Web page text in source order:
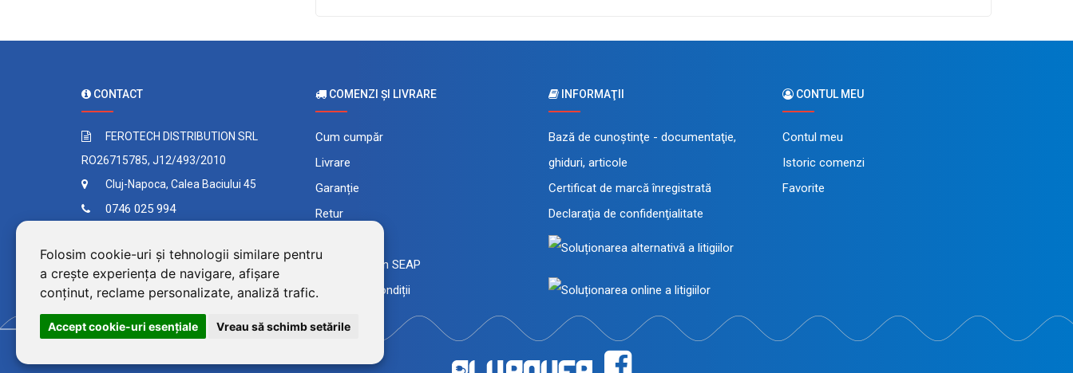
Folosim cookie-uri și tehnologii similare pentru
a crește experiența de navigare, afișare
conținut, reclame personalizate, analiză trafic.
Accept cookie-uri esenţiale Vreau să schimb setările
CONTACT
FEROTECH DISTRIBUTION SRL
RO26715785, J12/493/2010
Cluj-Napoca, Calea Baciului 45
0746 025 994
COMENZI ŞI LIVRARE
Cum cumpăr
Livrare
Garanție
Retur
Comanda prin SEAP
Termeni și condiții
INFORMAŢII
Bază de cunoştinţe - documentaţie,
ghiduri, articole
Certificat de marcă înregistrată
Declaraţia de confidenţialitate
CONTUL MEU
Contul meu
Istoric comenzi
Favorite